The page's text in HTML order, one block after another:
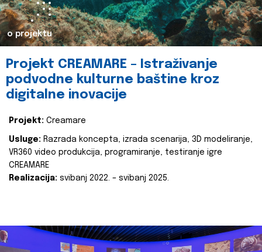
o projektu
Projekt CREAMARE – Istraživanje
podvodne kulturne baštine kroz
digitalne inovacije
Projekt: Creamare
Usluge: Razrada koncepta, izrada scenarija, 3D modeliranje,
VR360 video produkcija, programiranje, testiranje igre
CREAMARE
Realizacija: svibanj 2022. – svibanj 2025.